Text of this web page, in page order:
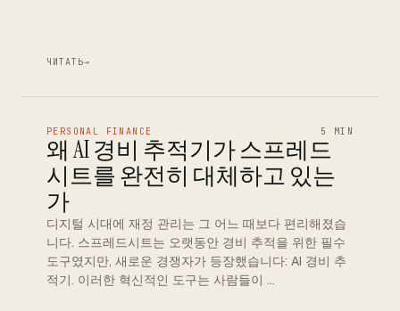
ЧИТАТЬ→
PERSONAL FINANCE 5 MIN
왜 AI 경비 추적기가 스프레드
시트를 완전히 대체하고 있는
가
디지털 시대에 재정 관리는 그 어느 때보다 편리해졌습
니다. 스프레드시트는 오랫동안 경비 추적을 위한 필수
도구였지만, 새로운 경쟁자가 등장했습니다: AI 경비 추
적기. 이러한 혁신적인 도구는 사람들이 …